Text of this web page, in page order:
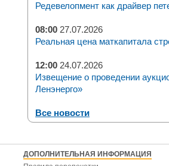
Редевелопмент как драйвер
08:00 27.07.2026
Реальная цена маткапитала
12:00 24.07.2026
Извещение о проведении
Ленэнерго»
Все новости
ДОПОЛНИТЕЛЬНАЯ ИНФОРМАЦИЯ